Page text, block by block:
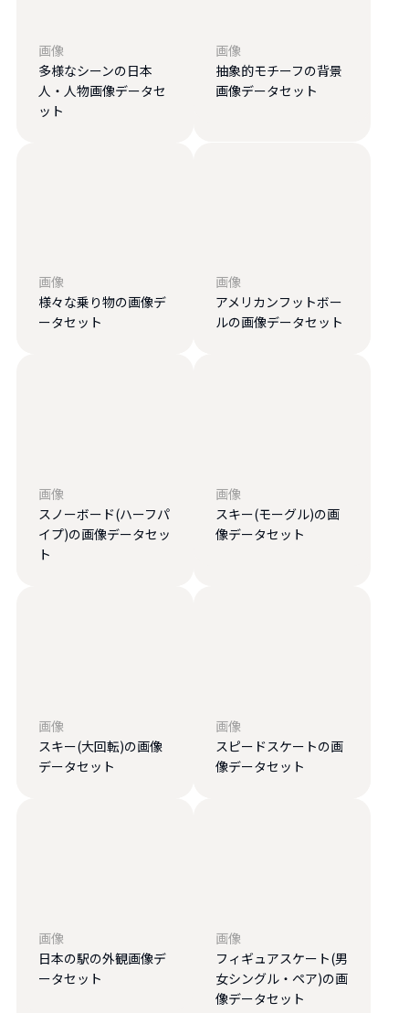
画像
多様なシーンの日本
人・人物画像データセ
ット
画像
抽象的モチーフの背景
画像データセット
画像
様々な乗り物の画像デ
ータセット
画像
アメリカンフットボー
ルの画像データセット
画像
スノーボード(ハーフパ
イプ)の画像データセッ
ト
画像
スキー(モーグル)の画
像データセット
画像
スキー(大回転)の画像
データセット
画像
スピードスケートの画
像データセット
画像
日本の駅の外観画像デ
ータセット
画像
フィギュアスケート(男
女シングル・ペア)の画
像データセット